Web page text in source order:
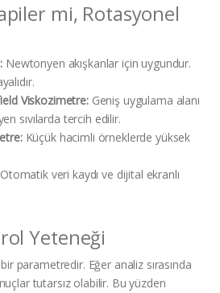
mi, Rotasyonel
Newtonyen akışkanlar için uygundur.
Viskozimetre:Geniş uygulama alanı
sıvılarda tercih edilir.
Küçük hacimli örneklerde yüksek
Otomatik veri kaydı ve dijital ekranlı
Yeteneği
parametredir. Eğer analiz sırasında
tutarsız olabilir. Bu yüzden